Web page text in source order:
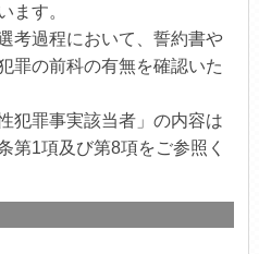
ます。
考過程において、誓約書や
罪の前科の有無を確認いた
犯罪事実該当者」の内容は
第1項及び第8項をご参照く